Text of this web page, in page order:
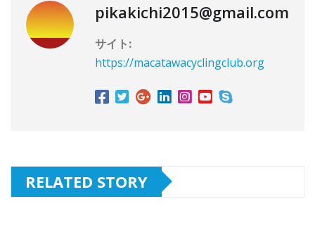
pikakichi2015@gmail.com
サイト:
https://macatawacyclingclub.org
RELATED STORY